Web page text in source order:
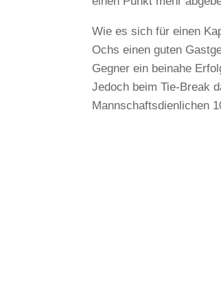
Wie es sich für einen
Ochs einen guten
Gegner ein beinahe
Jedoch beim Tie-Break
Mannschaftsdienlichen